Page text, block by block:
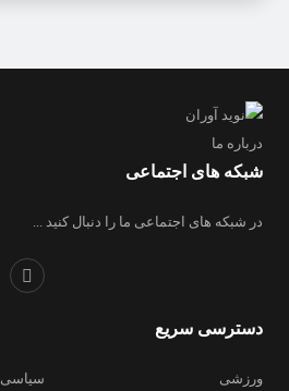
درباره ما
شبکه های اجتماعی
در شبکه های اجتماعی ما را دنبال کنید ...
دسترسی سریع
ورزشی سیاسی